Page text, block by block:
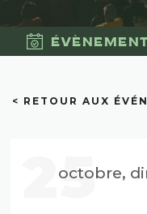
< RETOUR AUX
25
octobre,